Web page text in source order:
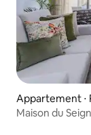
Appartement ⋅
Maison du